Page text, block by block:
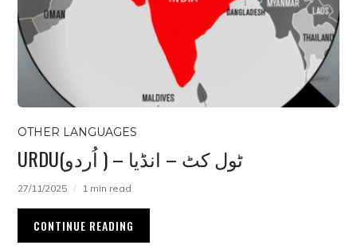
OTHER LANGUAGES
URDU(اُردو ) – ٹول کٹ – انڈیا
27/11/2025 1 min read
CONTINUE READING